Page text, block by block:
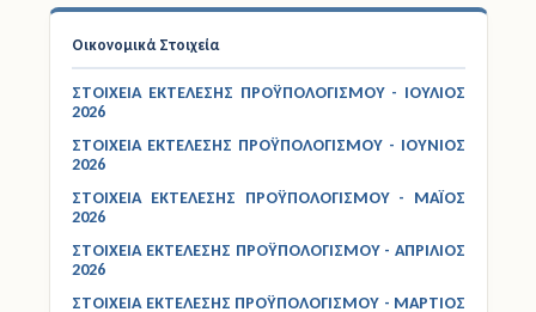
Οικονομικά Στοιχεία
ΣΤΟΙΧΕΙΑ ΕΚΤΕΛΕΣΗΣ ΠΡΟΫΠΟΛΟΓΙΣΜΟΥ - ΙΟΥΛΙΟΣ
2026
ΣΤΟΙΧΕΙΑ ΕΚΤΕΛΕΣΗΣ ΠΡΟΫΠΟΛΟΓΙΣΜΟΥ - ΙΟΥΝΙΟΣ
2026
ΣΤΟΙΧΕΙΑ ΕΚΤΕΛΕΣΗΣ ΠΡΟΫΠΟΛΟΓΙΣΜΟΥ - ΜΑΪΟΣ
2026
ΣΤΟΙΧΕΙΑ ΕΚΤΕΛΕΣΗΣ ΠΡΟΫΠΟΛΟΓΙΣΜΟΥ - ΑΠΡΙΛΙΟΣ
2026
ΣΤΟΙΧΕΙΑ ΕΚΤΕΛΕΣΗΣ ΠΡΟΫΠΟΛΟΓΙΣΜΟΥ - ΜΑΡΤΙΟΣ